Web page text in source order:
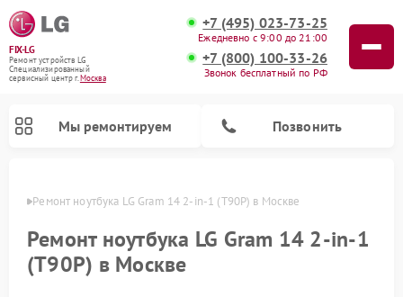
FIX-LG
Ремонт устройств LG
Специализированный
cервисный центр г.Москва
+7 (495) 023-73-25
Ежедневно с 9:00 до 21:00
+7 (800) 100-33-26
Звонок бесплатный по РФ
Мы ремонтируем Позвонить
Ремонт ноутбука LG Gram 14 2‑in‑1 (T90P) в Москве
Ремонт ноутбука LG Gram 14 2‑in‑1
(T90P) в Москве